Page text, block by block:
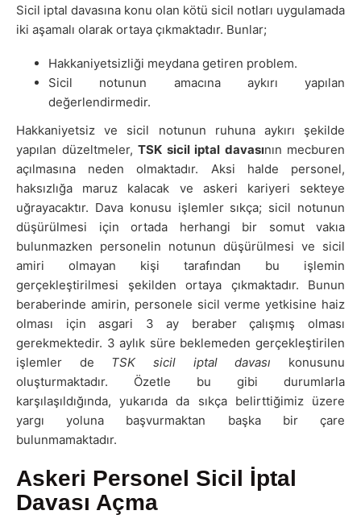
Sicil iptal davasına konu olan kötü sicil notları uygulamada
iki aşamalı olarak ortaya çıkmaktadır. Bunlar;
Hakkaniyetsizliği meydana getiren problem.
Sicil notunun amacına aykırı yapılan
değerlendirmedir.
Hakkaniyetsiz ve sicil notunun ruhuna aykırı şekilde
yapılan düzeltmeler, TSK sicil iptal davasının mecburen
açılmasına neden olmaktadır. Aksi halde personel,
haksızlığa maruz kalacak ve askeri kariyeri sekteye
uğrayacaktır. Dava konusu işlemler sıkça; sicil notunun
düşürülmesi için ortada herhangi bir somut vakıa
bulunmazken personelin notunun düşürülmesi ve sicil
amiri olmayan kişi tarafından bu işlemin
gerçekleştirilmesi şekilden ortaya çıkmaktadır. Bunun
beraberinde amirin, personele sicil verme yetkisine haiz
olması için asgari 3 ay beraber çalışmış olması
gerekmektedir. 3 aylık süre beklemeden gerçekleştirilen
işlemler de TSK sicil iptal davası konusunu
oluşturmaktadır. Özetle bu gibi durumlarla
karşılaşıldığında, yukarıda da sıkça belirttiğimiz üzere
yargı yoluna başvurmaktan başka bir çare
bulunmamaktadır.
Askeri Personel Sicil İptal
Davası Açma